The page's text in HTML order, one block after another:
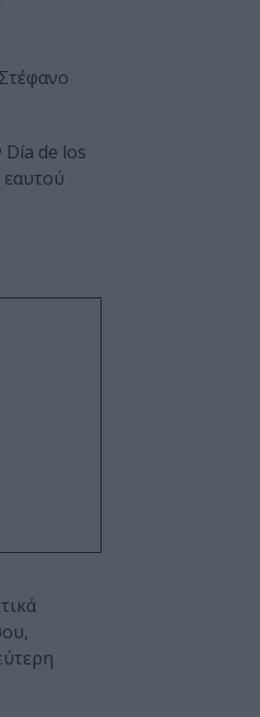
de los